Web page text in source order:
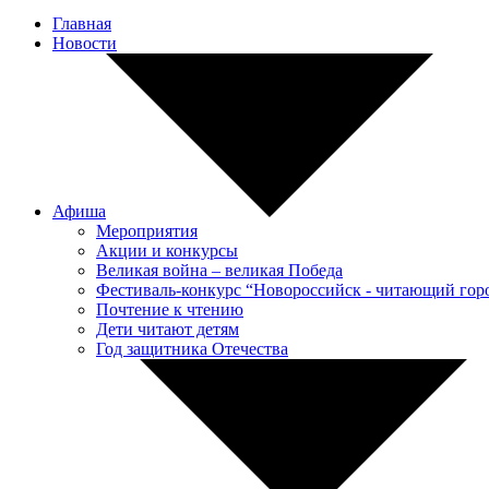
Главная
Новости
Афиша
Мероприятия
Акции и конкурсы
Великая война – великая Победа
Фестиваль-конкурс “Новороссийск - читающий
Почтение к чтению
Дети читают детям
Год защитника Отечества